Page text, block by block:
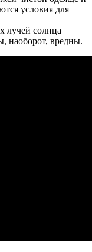
условия для
лучей солнца
наоборот, вредны.